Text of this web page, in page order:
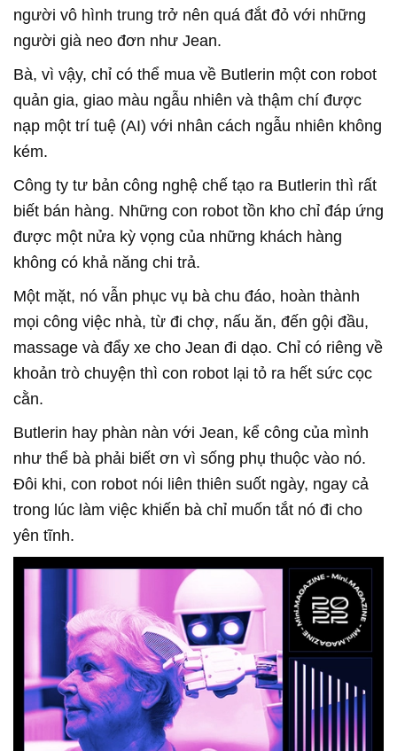
người vô hình trung trở nên quá đắt đỏ với những
người già neo đơn như Jean.
Bà, vì vậy, chỉ có thể mua về Butlerin một con robot
quản gia, giao màu ngẫu nhiên và thậm chí được
nạp một trí tuệ (AI) với nhân cách ngẫu nhiên không
kém.
Công ty tư bản công nghệ chế tạo ra Butlerin thì rất
biết bán hàng. Những con robot tồn kho chỉ đáp ứng
được một nửa kỳ vọng của những khách hàng
không có khả năng chi trả.
Một mặt, nó vẫn phục vụ bà chu đáo, hoàn thành
mọi công việc nhà, từ đi chợ, nấu ăn, đến gội đầu,
massage và đẩy xe cho Jean đi dạo. Chỉ có riêng về
khoản trò chuyện thì con robot lại tỏ ra hết sức cọc
cằn.
Butlerin hay phàn nàn với Jean, kể công của mình
như thể bà phải biết ơn vì sống phụ thuộc vào nó.
Đôi khi, con robot nói liên thiên suốt ngày, ngay cả
trong lúc làm việc khiến bà chỉ muốn tắt nó đi cho
yên tĩnh.